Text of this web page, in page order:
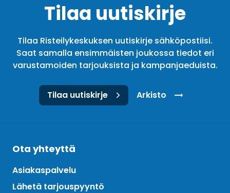
Tilaa uutiskirje
Tilaa Risteilykeskuksen uutiskirje sähköpostiisi.
Saat samalla ensimmäisten joukossa tiedot eri
varustamoiden tarjouksista ja kampanjaeduista.
Tilaa uutiskirje Arkisto
Ota yhteyttä
Asiakaspalvelu
Lähetä tarjouspyyntö